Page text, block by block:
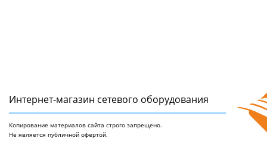
Интернет-магазин сетeвого оборудования
Копирование материалов сайта строго запрещено.
Не является публичной офертой.